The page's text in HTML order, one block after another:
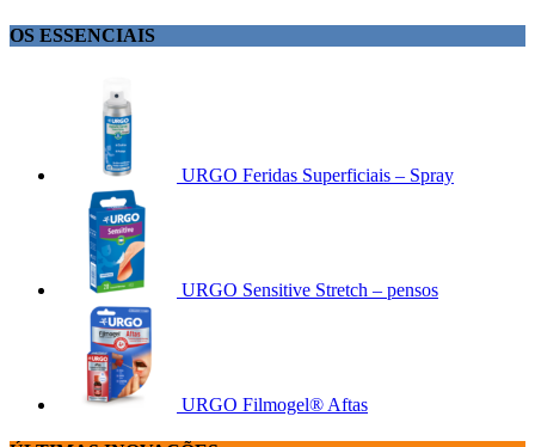
OS ESSENCIAIS
URGO Feridas Superficiais – Spray
URGO Sensitive Stretch – pensos
URGO Filmogel® Aftas